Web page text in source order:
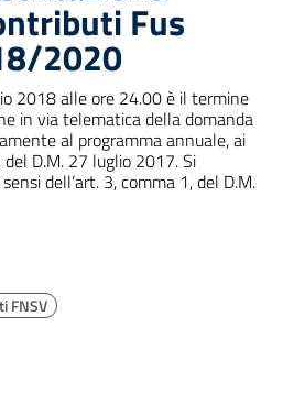
Fus
2020
2018 alle ore 24.00 è il termine
in via telematica della domanda
al programma annuale, ai
D.M. 27 luglio 2017. Si
dell’art. 3, comma 1, del D.M.
FNSV